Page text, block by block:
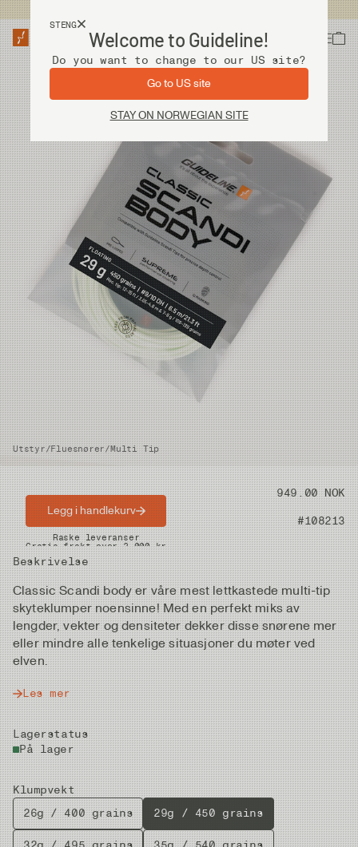
STENG
Welcome to Guideline!
Do you want to change to our US site?
Go to US site
STAY ON NORWEGIAN SITE
Utstyr/Fluesnører/Multi Tip
Pris 949.00 NOK
Artikkelnummer #108213
Beskrivelse
Classic Scandi body er våre mest lettkastede multi-tip
skyteklumper noensinne! Med en perfekt miks av
lengder, vekter og densiteter dekker disse snørene mer
eller mindre alle tenkelige situasjoner du møter ved
elven.
Les mer
Lagerstatus
På lager
Klumpvekt
26g / 400 grains
29g / 450 grains
Legg i handlekurv
Raske leveranser
Gratis frakt over 2.000 kr